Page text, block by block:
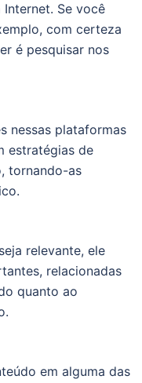
Se você
com certeza
é pesquisar nos
nessas plataformas
estratégias de
tornando-as
relevante, ele
relacionadas
quanto ao
em alguma das